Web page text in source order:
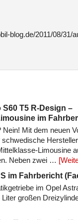
blog.de/2011/08/31/
S60 T5 R-Design –
im
Nein! Mit dem neuen
schwedische
Limousine
Neben zwei …
im Fahrbericht
im Opel
großen